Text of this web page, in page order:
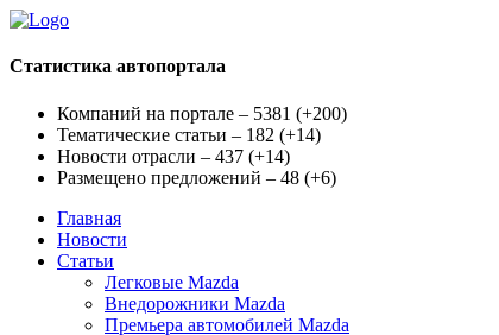
Статистика автопортала
Компаний на портале – 5381 (+200)
Тематические статьи – 182 (+14)
Новости отрасли – 437 (+14)
Размещено предложений – 48 (+6)
Главная
Новости
Статьи
Легковые Mazda
Внедорожники Mazda
Премьера автомобилей Mazda